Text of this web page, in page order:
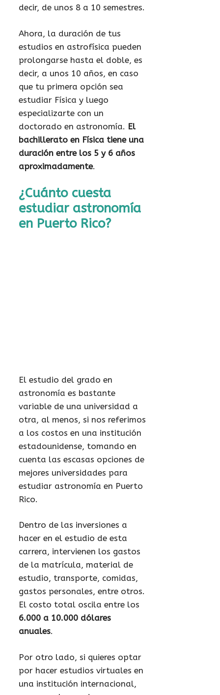
decir, de unos 8 a 10 semestres.
Ahora, la duración de tus
estudios en astrofísica pueden
prolongarse hasta el doble, es
decir, a unos 10 años, en caso
que tu primera opción sea
estudiar Física y luego
especializarte con un
doctorado en astronomía. El
bachillerato en Física tiene una
duración entre los 5 y 6 años
aproximadamente.
¿Cuánto cuesta
estudiar astronomía
en Puerto Rico?
El estudio del grado en
astronomía es bastante
variable de una universidad a
otra, al menos, si nos referimos
a los costos en una institución
estadounidense, tomando en
cuenta las escasas opciones de
mejores universidades para
estudiar astronomía en Puerto
Rico.
Dentro de las inversiones a
hacer en el estudio de esta
carrera, intervienen los gastos
de la matrícula, material de
estudio, transporte, comidas,
gastos personales, entre otros.
El costo total oscila entre los
6.000 a 10.000 dólares
anuales.
Por otro lado, si quieres optar
por hacer estudios virtuales en
una institución internacional,